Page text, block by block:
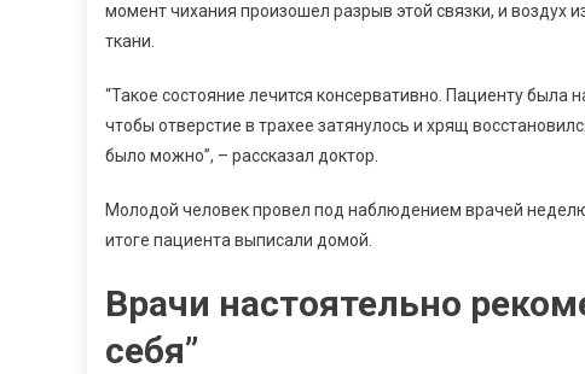
момент чихания произошел разрыв этой связки, и воздух
ткани.
“Такое состояние лечится консервативно. Пациенту была
чтобы отверстие в трахее затянулось и хрящ
было можно”, – рассказал доктор.
Молодой человек провел под наблюдением врачей
итоге пациента выписали домой.
Врачи настоятельно
себя”